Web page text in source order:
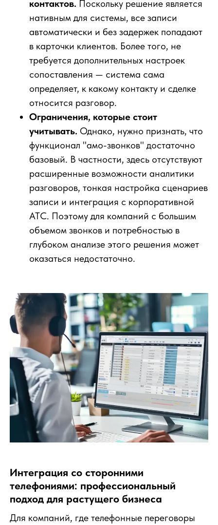
контактов. Поскольку решение является
нативным для системы, все записи
автоматически и без задержек попадают
в карточки клиентов. Более того, не
требуется дополнительных настроек
сопоставления — система сама
определяет, к какому контакту и сделке
относится разговор.
Ограничения, которые стоит
учитывать. Однако, нужно признать, что
функционал "aмо-звонков" достаточно
базовый. В частности, здесь отсутствуют
расширенные возможности аналитики
разговоров, тонкая настройка сценариев
записи и интеграция с корпоративной
АТС. Поэтому для компаний с большим
объемом звонков и потребностью в
глубоком анализе этого решения может
оказаться недостаточно.
Интеграция со сторонними
телефониями: профессиональный
подход для растущего бизнеса
Для компаний, где телефонные переговоры